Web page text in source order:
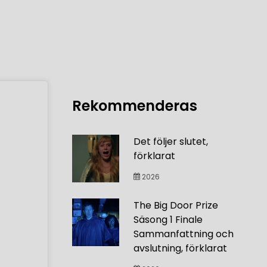
Rekommenderas
Det följer slutet,
förklarat
2026
The Big Door Prize
Säsong 1 Finale
Sammanfattning och
avslutning, förklarat